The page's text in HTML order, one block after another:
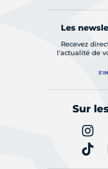
Les
Recevez
l'actualité de
Sur